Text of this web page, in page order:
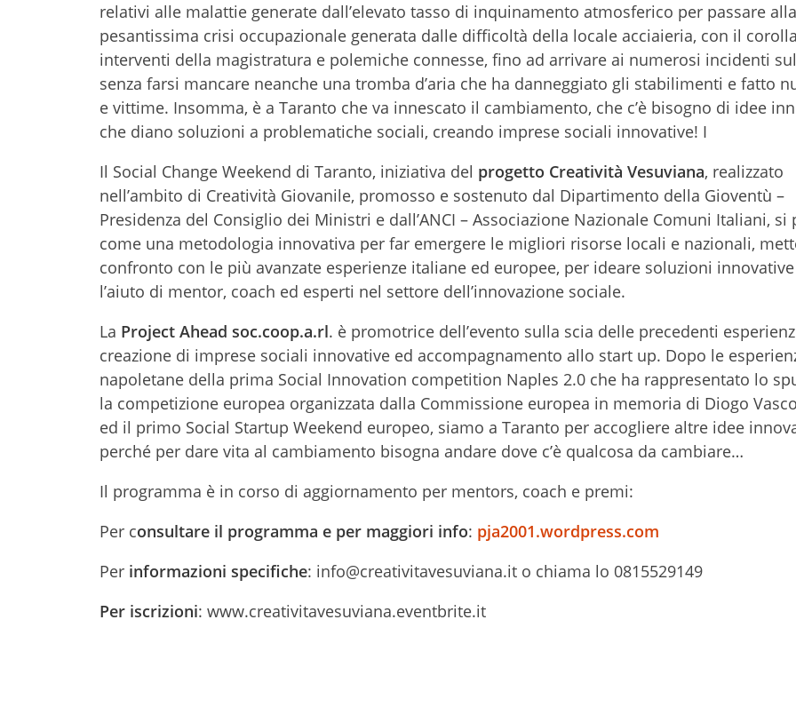
relativi alle malattie generate dall’elevato tasso di inquinamento atmosferico per passare alla
pesantissima crisi occupazionale generata dalle difficoltà della locale acciaieria, con il
interventi della magistratura e polemiche connesse, fino ad arrivare ai numerosi incidenti
senza farsi mancare neanche una tromba d’aria che ha danneggiato gli stabilimenti e fatto
e vittime. Insomma, è a Taranto che va innescato il cambiamento, che c’è bisogno di idee
che diano soluzioni a problematiche sociali, creando imprese sociali innovative! I
Il Social Change Weekend di Taranto, iniziativa del progetto Creatività Vesuviana, realizzato
nell’ambito di Creatività Giovanile, promosso e sostenuto dal Dipartimento della Gioventù –
Presidenza del Consiglio dei Ministri e dall’ANCI – Associazione Nazionale Comuni Italiani, si
come una metodologia innovativa per far emergere le migliori risorse locali e nazionali,
confronto con le più avanzate esperienze italiane ed europee, per ideare soluzioni
l’aiuto di mentor, coach ed esperti nel settore dell’innovazione sociale.
La Project Ahead soc.coop.a.rl. è promotrice dell’evento sulla scia delle precedenti
creazione di imprese sociali innovative ed accompagnamento allo start up. Dopo le
napoletane della prima Social Innovation competition Naples 2.0 che ha rappresentato lo
la competizione europea organizzata dalla Commissione europea in memoria di Diogo
ed il primo Social Startup Weekend europeo, siamo a Taranto per accogliere altre idee
perché per dare vita al cambiamento bisogna andare dove c’è qualcosa da cambiare…
Il programma è in corso di aggiornamento per mentors, coach e premi:
Per consultare il programma e per maggiori info: pja2001.wordpress.com
Per informazioni specifiche: info@creativitavesuviana.it o chiama lo 0815529149
Per iscrizioni: www.creativitavesuviana.eventbrite.it